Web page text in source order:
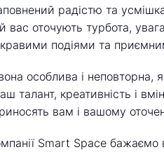
радістю та
вас оточують турбота,
подіями та
особлива і неповторна,
талант, креативність і
вам і вашому
Smart Space